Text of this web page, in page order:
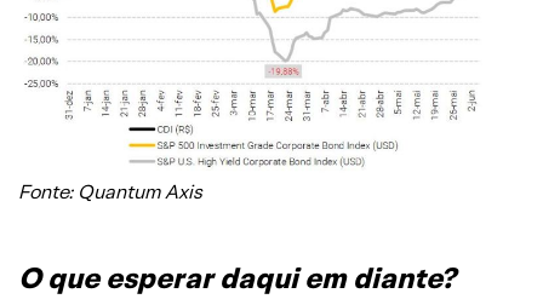
Fonte: Quantum Axis
O que esperar daqui em diante?